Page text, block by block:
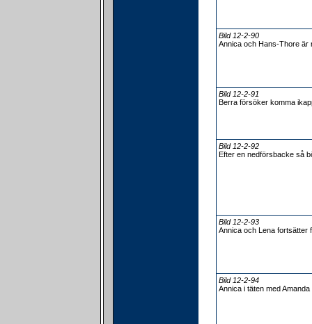
Bild 12-2-90
Annica och Hans-Thore är
Bild 12-2-91
Berra försöker komma
Bild 12-2-92
Efter en nedförsbacke så
Bild 12-2-93
Annica och Lena fortsätter
Bild 12-2-94
Annica i täten med Amanda